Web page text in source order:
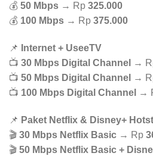
💰 50 Mbps → Rp 325.000
💰 100 Mbps → Rp 375.000
📌
Internet + UseeTV
📺 30 Mbps Digital Channel →
📺 50 Mbps Digital Channel →
📺 100 Mbps Digital Channel →
📌 Paket Netflix & Disney+
🎬 30 Mbps Netflix Basic → Rp
🎬 50 Mbps Netflix Basic +